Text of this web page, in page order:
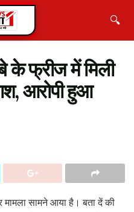
🔍
फ्रीज में मिली
आरोपी हुआ
मामला सामने आया है। बता दें की